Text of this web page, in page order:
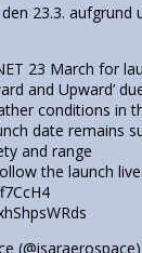
23.3. aufgrund
23 March for
and Upward’
conditions in
date remains
and range
the launch live:
(@isaraerospace)